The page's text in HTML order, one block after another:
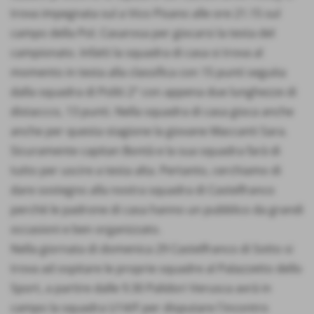
trova impegnata sul a Vico Pisano alle ore 21.15 sul
campo della Pol. Casarosa per giocarsi la testa del
campionato. Infatti la squadra di casa si trova al
momento in testa alla classifica con 15 punti seguita
dalla squadra di Politi 2° con appena due lunghezze di
distaccco, 13 punti. Nella squadra di casa gioca anche
anche per questa stagione la giovane Maccanti Sara.
Sicuramente capitan Bontà e la sua squadra farà di
tutto per uscire a testa alta. Pertanto, cerchiamo di
dare sostegno alla nostra squadra di Castelfranco
perchè le padrone di casa hanno un pubblico da grandi
occasioni e ben organizzato.
Nella giornata di domenica 29 Castelfranco di Sotto si
trova ad ospitare le proprie squadre al Palazzetto dello
Sport, a partire dalle 9.30 Palidori Verusca avrà in
campo la squadra U14/F per disputare l´incontro